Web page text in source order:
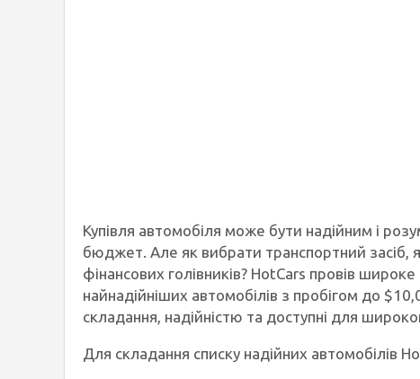
Купівля автомобіля може бути надійним і
бюджет. Але як вибрати транспортний засіб,
фінансових голівників? HotCars провів
найнадійніших автомобілів з пробігом до
складання, надійністю та доступні для
Для складання списку надійних автомобілів